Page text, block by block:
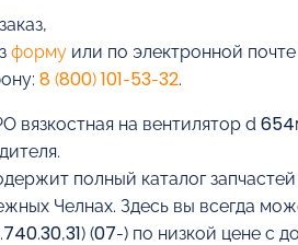
формуили по электронной почте
8 (800) 101-53-32.
на вентилятор d
полный каталог
Челнах. Здесь вы всегда
(07-) по низкой цене с